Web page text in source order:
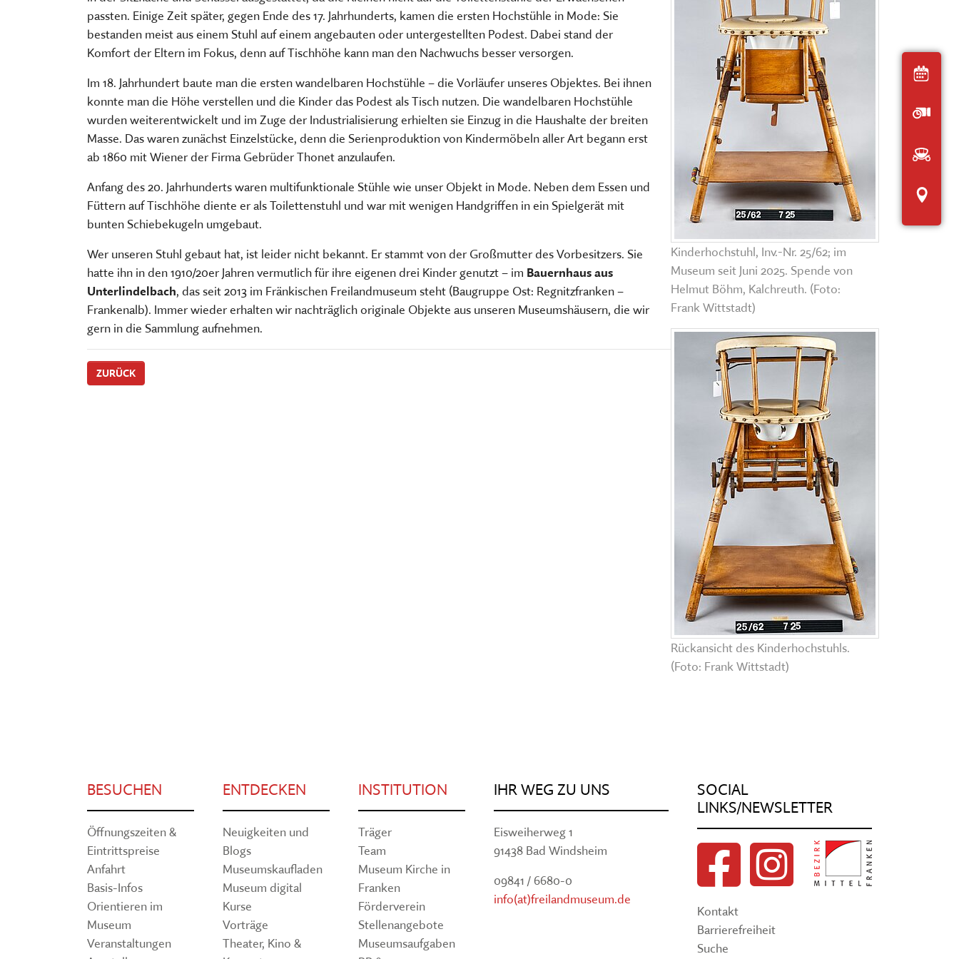
FÜHRUNGEN UND MEHR
ESSEN, TRINKEN & EINKAUFEN
Freilandmuseums
Der interaktive
Museumsplan
HIER KLICKEN
PUBLIKATIONEN, BÜCHER & ZEITSCHRIFTEN
STORCHENNEST
Museum im Museum
HIER KOMMEN SIE ZUM INTERNERAUFTRITT DES MKFS
PR & ÖFFENTLICHKEITSARBEIT
Sammeln, bewahren, forschen, ausstellen, bilden und
MEHR ÜBER UNSERE TÄTIGKEITSBEREICHE
Kinderhochstuhl, Inv.-Nr. 25/62; im
Museum seit Juni 2025. Spende von
Helmut Böhm, Kalchreuth. (Foto:
Frank Wittstadt)
Rückansicht des Kinderhochstuhls.
(Foto: Frank Wittstadt)
passten. Einige Zeit später, gegen Ende des 17. Jahrhunderts, kamen die ersten Hochstühle in Mode: Sie
bestanden meist aus einem Stuhl auf einem angebauten oder untergestellten Podest. Dabei stand der
Komfort der Eltern im Fokus, denn auf Tischhöhe kann man den Nachwuchs besser versorgen.
Im 18. Jahrhundert baute man die ersten wandelbaren Hochstühle – die Vorläufer unseres Objektes. Bei ihnen
konnte man die Höhe verstellen und die Kinder das Podest als Tisch nutzen. Die wandelbaren Hochstühle
wurden weiterentwickelt und im Zuge der Industrialisierung erhielten sie Einzug in die Haushalte der breiten
Masse. Das waren zunächst Einzelstücke, denn die Serienproduktion von Kindermöbeln aller Art begann erst
ab 1860 mit Wiener der Firma Gebrüder Thonet anzulaufen.
Anfang des 20. Jahrhunderts waren multifunktionale Stühle wie unser Objekt in Mode. Neben dem Essen und
Füttern auf Tischhöhe diente er als Toilettenstuhl und war mit wenigen Handgriffen in ein Spielgerät mit
bunten Schiebekugeln umgebaut.
Wer unseren Stuhl gebaut hat, ist leider nicht bekannt. Er stammt von der Großmutter des Vorbesitzers. Sie
hatte ihn in den 1910/20er Jahren vermutlich für ihre eigenen drei Kinder genutzt – im Bauernhaus aus
Unterlindelbach, das seit 2013 im Fränkischen Freilandmuseum steht (Baugruppe Ost: Regnitzfranken –
Frankenalb). Immer wieder erhalten wir nachträglich originale Objekte aus unseren Museumshäusern, die wir
gern in die Sammlung aufnehmen.
ZURÜCK
BESUCHEN
Öffnungszeiten &
Eintrittspreise
Anfahrt
Basis-Infos
Orientieren im
Museum
Veranstaltungen
ENTDECKEN
Neuigkeiten und
Blogs
Museumskaufladen
Museum digital
Kurse
Vorträge
Theater, Kino &
INSTITUTION
Träger
Team
Museum Kirche in
Franken
Förderverein
Stellenangebote
Museumsaufgaben
IHR WEG ZU UNS
Eisweiherweg 1
91438 Bad Windsheim
09841 / 6680-0
info(at)freilandmuseum.de
SOCIAL
LINKS/NEWSLETTER
Kontakt
Barrierefreiheit
Suche